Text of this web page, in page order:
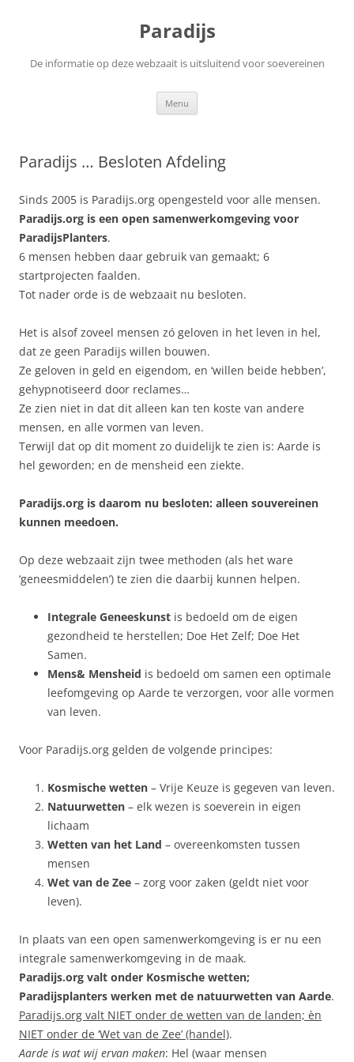
Paradijs
De informatie op deze webzaait is uitsluitend voor soevereinen
Menu
Paradijs … Besloten Afdeling
Sinds 2005 is Paradijs.org opengesteld voor alle mensen.
Paradijs.org is een open samenwerkomgeving voor
ParadijsPlanters.
6 mensen hebben daar gebruik van gemaakt; 6
startprojecten faalden.
Tot nader orde is de webzaait nu besloten.
Het is alsof zoveel mensen zó geloven in het leven in hel,
dat ze geen Paradijs willen bouwen.
Ze geloven in geld en eigendom, en ‘willen beide hebben’,
gehypnotiseerd door reclames…
Ze zien niet in dat dit alleen kan ten koste van andere
mensen, en alle vormen van leven.
Terwijl dat op dit moment zo duidelijk te zien is: Aarde is
hel geworden; en de mensheid een ziekte.
Paradijs.org is daarom nu besloten: alleen souvereinen
kunnen meedoen.
Op deze webzaait zijn twee methoden (als het ware
‘geneesmiddelen’) te zien die daarbij kunnen helpen.
Integrale Geneeskunst is bedoeld om de eigen
gezondheid te herstellen; Doe Het Zelf; Doe Het
Samen.
Mens& Mensheid is bedoeld om samen een optimale
leefomgeving op Aarde te verzorgen, voor alle vormen
van leven.
Voor Paradijs.org gelden de volgende principes:
Kosmische wetten – Vrije Keuze is gegeven van leven.
Natuurwetten – elk wezen is soeverein in eigen
lichaam
Wetten van het Land – overeenkomsten tussen
mensen
Wet van de Zee – zorg voor zaken (geldt niet voor
leven).
In plaats van een open samenwerkomgeving is er nu een
integrale samenwerkomgeving in de maak.
Paradijs.org valt onder Kosmische wetten;
Paradijsplanters werken met de natuurwetten van Aarde.
Paradijs.org valt NIET onder de wetten van de landen; èn
NIET onder de ‘Wet van de Zee’ (handel).
Aarde is wat wij ervan maken: Hel (waar mensen